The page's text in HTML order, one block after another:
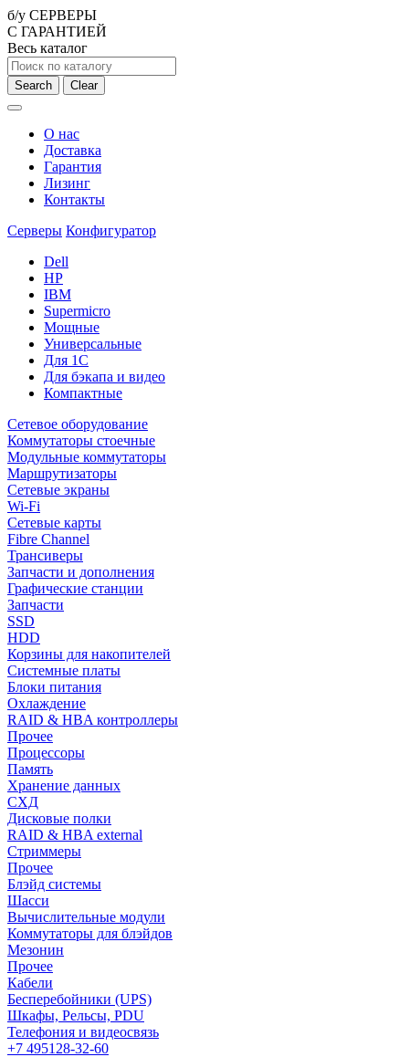
б/у СЕРВЕРЫ
С ГАРАНТИЕЙ
Весь каталог
Search Clear
О нас
Доставка
Гарантия
Лизинг
Контакты
Серверы Конфигуратор
Dell
HP
IBM
Supermicro
Мощные
Универсальные
Для 1С
Для бэкапа и видео
Компактные
Сетевое оборудование
Коммутаторы стоечные
Модульные коммутаторы
Маршрутизаторы
Сетевые экраны
Wi-Fi
Сетевые карты
Fibre Channel
Трансиверы
Запчасти и дополнения
Графические станции
Запчасти
SSD
HDD
Корзины для накопителей
Системные платы
Блоки питания
Охлаждение
RAID & HBA контроллеры
Прочее
Процессоры
Память
Хранение данных
СХД
Дисковые полки
RAID & HBA external
Стриммеры
Прочее
Блэйд системы
Шасси
Вычислительные модули
Коммутаторы для блэйдов
Мезонин
Прочее
Кабели
Бесперебойники (UPS)
Шкафы, Рельсы, PDU
Телефония и видеосвязь
+7 495128-32-60